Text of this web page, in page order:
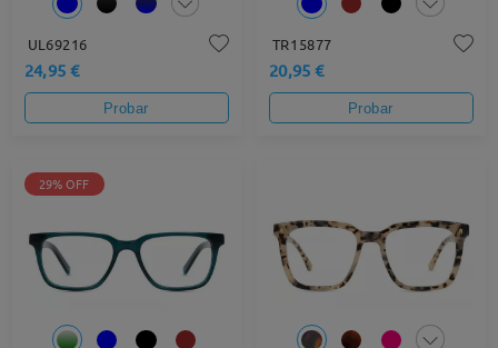
UL69216
24,95 €
Probar
TR15877
20,95 €
Probar
29% OFF